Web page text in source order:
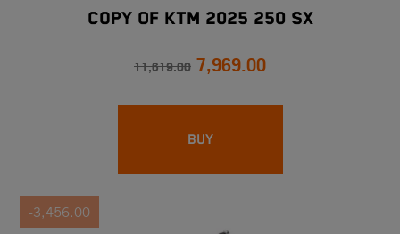
Copy Of KTM 2025 250 SX
11,619.00 7,969.00
BUY
-3,456.00